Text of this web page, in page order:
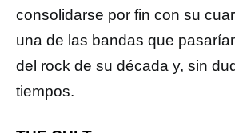
consolidarse por fin con su
una de las bandas que
del rock de su década y, sin
tiempos.